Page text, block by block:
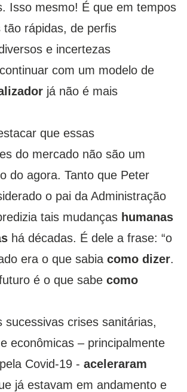
Isso mesmo! É que em tempos
tão rápidas, de perfis
e incertezas
com um modelo de
já não é mais
que essas
do mercado não são um
do agora. Tanto que Peter
o pai da Administração
tais mudanças humanas
há décadas. É dele a frase: “o
era o que sabia como dizer.
é o que sabe como
sucessivas crises sanitárias,
econômicas – principalmente
Covid-19 - aceleraram
já estavam em andamento e